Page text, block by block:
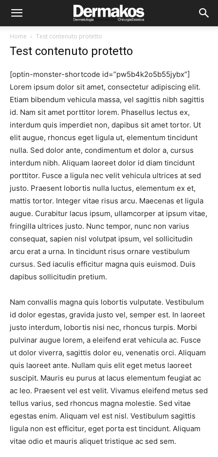
Home Test contenuto protetto
Test contenuto protetto
[optin-monster-shortcode id=”pw5b4k2o5b55jybx”]
Lorem ipsum dolor sit amet, consectetur adipiscing elit.
Etiam bibendum vehicula massa, vel sagittis nibh sagittis
id. Nam sit amet porttitor lorem. Phasellus lectus ex,
interdum quis imperdiet non, dapibus sit amet tortor. Ut
elit augue, rhoncus eget ligula ut, elementum tincidunt
nulla. Sed dolor ante, condimentum et dolor a, cursus
interdum nibh. Aliquam laoreet dolor id diam tincidunt
porttitor. Fusce a ligula nec velit vehicula ultrices at sed
justo. Praesent lobortis nulla luctus, elementum ex et,
mattis tortor. Integer vitae risus arcu. Maecenas et ligula
augue. Curabitur lacus ipsum, ullamcorper at ipsum vitae,
fringilla ultrices justo. Nunc tempor, nunc non varius
consequat, sapien nisl volutpat ipsum, vel sollicitudin
arcu erat a urna. In tincidunt risus ornare vestibulum
cursus. Sed iaculis efficitur magna quis euismod. Duis
dapibus sollicitudin pretium.
Nam convallis magna quis lobortis vulputate. Vestibulum
id dolor egestas, gravida justo vel, semper est. In laoreet
justo interdum, lobortis nisi nec, rhoncus turpis. Morbi
pulvinar augue lorem, a eleifend erat vehicula ac. Fusce
ut dolor viverra, sagittis dolor eu, venenatis orci. Aliquam
quis laoreet ante. Nullam quis elit eget metus laoreet
suscipit. Mauris eu purus at lacus elementum feugiat ac
ac leo. Praesent vel est velit. Vivamus eleifend metus sed
tellus varius, sed rhoncus magna molestie. Sed vitae
egestas enim. Aliquam vel est nisl. Vestibulum sagittis
ligula non est efficitur, eget porta est tincidunt. Aliquam
vitae odio et mauris aliquet tristique ac sed sem.